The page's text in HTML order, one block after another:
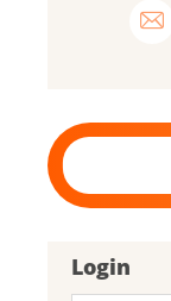
Login